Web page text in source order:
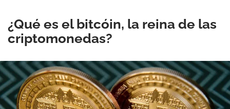
¿Qué es el bitcóin, la reina de las
criptomonedas?